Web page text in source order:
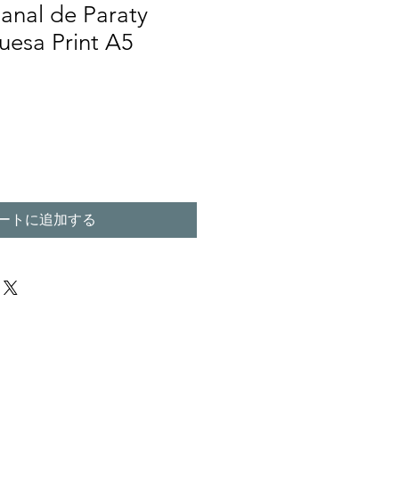
de Paraty
Print A5
トに追加する